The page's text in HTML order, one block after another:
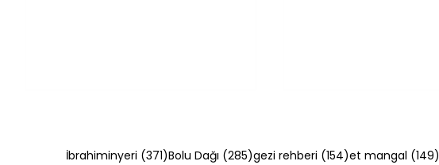
İbrahiminyeri (371)371 yazı
Bolu Dağı (285)285 yazı
gezi rehberi (154)154 yazı
et mangal (149)